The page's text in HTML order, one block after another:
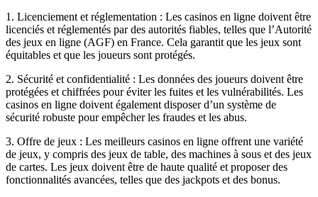
1. Licenciement et réglementation : Les casinos en ligne doivent être
licenciés et réglementés par des autorités fiables, telles que l’Autorité
des jeux en ligne (AGF) en France. Cela garantit que les jeux sont
équitables et que les joueurs sont protégés.
2. Sécurité et confidentialité : Les données des joueurs doivent être
protégées et chiffrées pour éviter les fuites et les vulnérabilités. Les
casinos en ligne doivent également disposer d’un système de
sécurité robuste pour empêcher les fraudes et les abus.
3. Offre de jeux : Les meilleurs casinos en ligne offrent une variété
de jeux, y compris des jeux de table, des machines à sous et des jeux
de cartes. Les jeux doivent être de haute qualité et proposer des
fonctionnalités avancées, telles que des jackpots et des bonus.